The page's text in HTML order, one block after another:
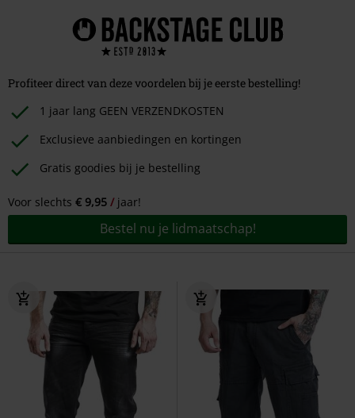
Profiteer direct van deze voordelen bij je eerste bestelling!
1 jaar lang GEEN VERZENDKOSTEN
Exclusieve aanbiedingen en kortingen
Gratis goodies bij je bestelling
Voor slechts € 9,95 jaar!
Bestel nu je lidmaatschap!